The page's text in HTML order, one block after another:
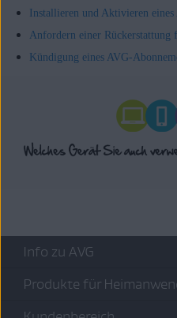
Installieren und Aktivieren
Anfordern einer Rückerstattung
Kündigung eines AVG-
Info zu AVG
Produkte für